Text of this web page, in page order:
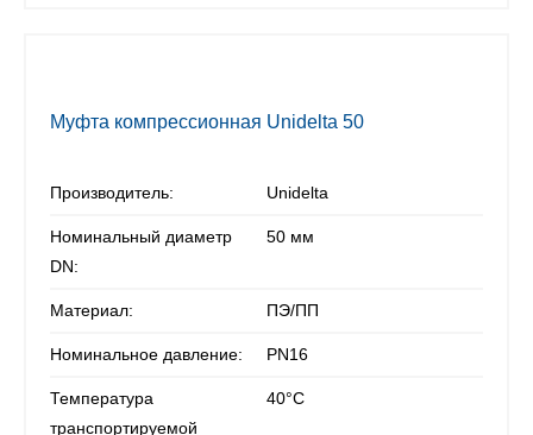
Муфта компрессионная Unidelta 50
Производитель: Unidelta
Номинальный диаметр
DN:
50 мм
Материал: ПЭ/ПП
Номинальное давление: PN16
Температура
транспортируемой
40°С